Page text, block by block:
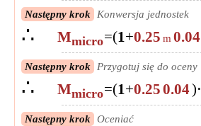
Następny krok Konwersja jednostek
∴ Mmicro=(1+0.25 m 0.04
Następny krok Przygotuj się do oceny
∴ Mmicro=(1+0.250.04)⋅
Następny krok Oceniać